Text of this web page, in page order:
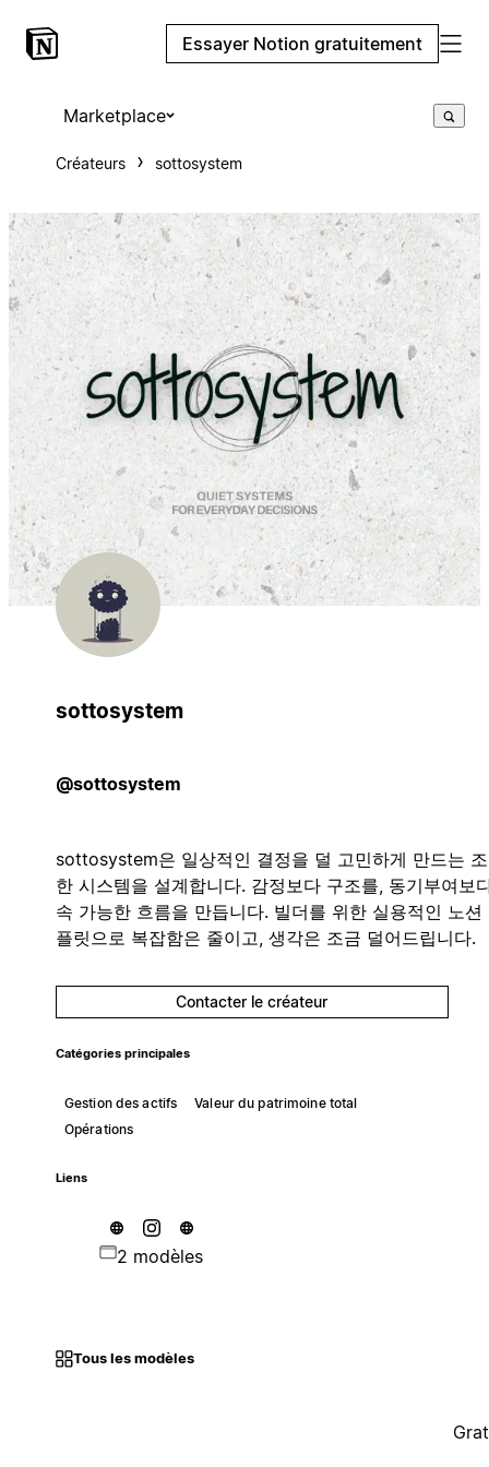
Essayer Notion gratuitement
Marketplace
Créateurs sottosystem
sottosystem
@sottosystem
sottosystem은 일상적인 결정을 덜 고민하게 만드는
한 시스템을 설계합니다. 감정보다 구조를, 동기부여보
속 가능한 흐름을 만듭니다. 빌더를 위한 실용적인 노션
플릿으로 복잡함은 줄이고, 생각은 조금 덜어드립니다.
Contacter le créateur
Catégories principales
Gestion des actifs
Valeur du patrimoine total
Opérations
Liens
2 modèles
Tous les modèles